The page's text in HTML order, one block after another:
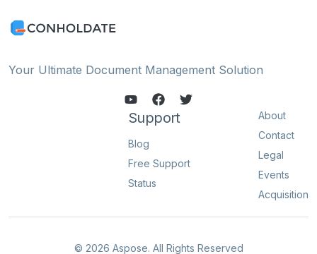
Your Ultimate Document Management Solution
Support
Blog
Free Support
Status
About
Contact
Legal
Events
Acquisition
© 2026 Aspose. All Rights Reserved